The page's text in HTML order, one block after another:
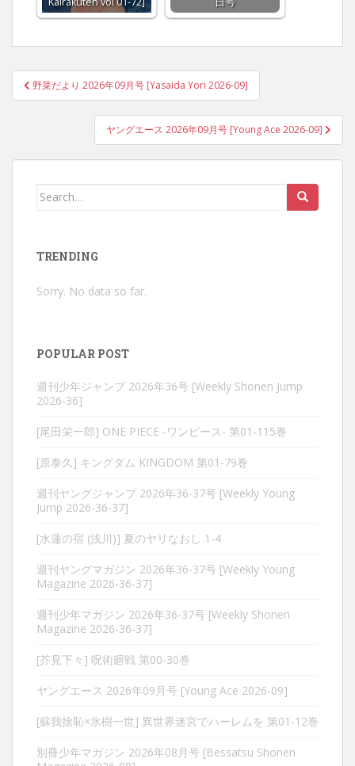
Post
navigation
野菜だより 2026年09月号 [Yasaida Yori 2026-09]
ヤングエース 2026年09月号 [Young Ace 2026-09]
Search
TRENDING
Sorry. No data so far.
POPULAR POST
週刊少年ジャンプ 2026年36号 [Weekly Shonen Jump
2026-36]
[尾田栄一郎] ONE PIECE -ワンピース- 第01-115巻
[原泰久] キングダム KINGDOM 第01-79巻
週刊ヤングジャンプ 2026年36-37号 [Weekly Young
Jump 2026-36-37]
[水蓮の宿 (浅川)] 夏のヤリなおし 1-4
週刊ヤングマガジン 2026年36-37号 [Weekly Young
Magazine 2026-36-37]
週刊少年マガジン 2026年36-37号 [Weekly Shonen
Magazine 2026-36-37]
[芥見下々] 呪術廻戦 第00-30巻
ヤングエース 2026年09月号 [Young Ace 2026-09]
[蘇我捨恥×氷樹一世] 異世界迷宮でハーレムを 第01-12巻
別冊少年マガジン 2026年08月号 [Bessatsu Shonen